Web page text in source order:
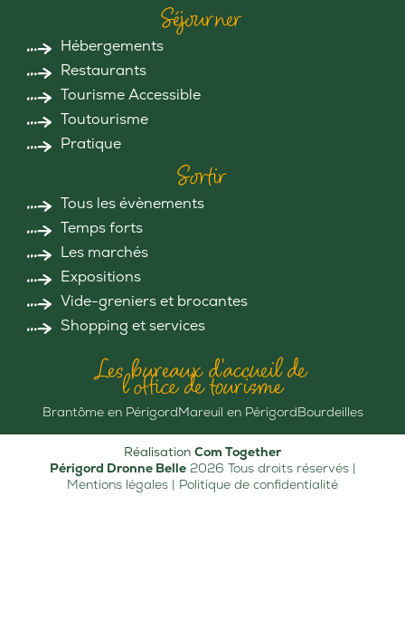
Séjourner
Hébergements
Restaurants
Tourisme Accessible
Toutourisme
Pratique
Sortir
Tous les évènements
Temps forts
Les marchés
Expositions
Vide-greniers et brocantes
Shopping et services
Les bureaux d'accueil de
l'office de tourisme
Brantôme en PérigordMareuil en PérigordBourdeilles
Réalisation Com Together
Périgord Dronne Belle2026 Tous droits réservés |
Mentions légales | Politique de confidentialité